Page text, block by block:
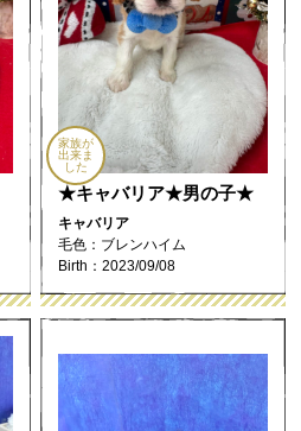
家族が
出来ま
した
★キャバリア★男の子★
キャバリア
毛色：ブレンハイム
Birth：2023/09/08